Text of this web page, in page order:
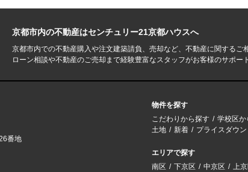
京都市内の不動産はセンチュリー21京都ハウスへ
京都市内での不動産購入や注文建築請負、売却など、不動産に関するご
ローン相談や不動産のご売却まで経験豊富なスタッフがお客様のサポー
番地
物件を探す
こだわりから探す
学校区か
土地
新着 プライスダウン
エリアで探す
南区
下京区 中京区 上